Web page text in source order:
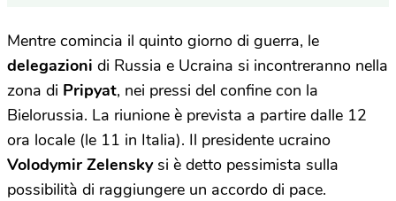
Mentre comincia il quinto giorno di guerra, le
delegazioni di Russia e Ucraina si incontreranno nella
zona di Pripyat, nei pressi del confine con la
Bielorussia. La riunione è prevista a partire dalle 12
ora locale (le 11 in Italia). Il presidente ucraino
Volodymir Zelenskysi è detto pessimista sulla
possibilità di raggiungere un accordo di pace.